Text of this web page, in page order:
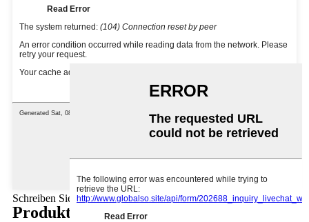
Schreiben Sie hier Ihre Nachricht und senden Sie sie an uns
Produktkategorien